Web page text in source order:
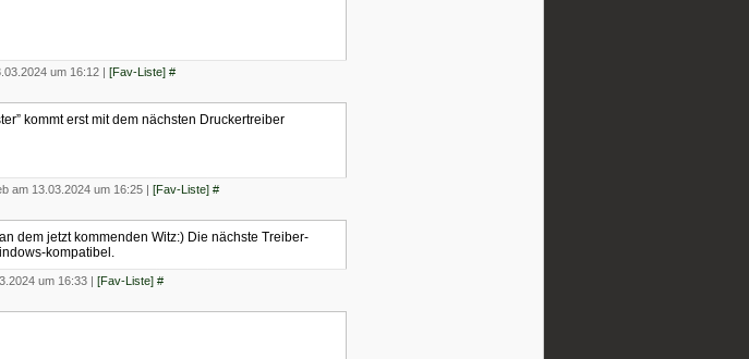
um 16:12 | [Fav-Liste] #
kommt erst mit dem nächsten Druckertreiber
am 13.03.2024 um 16:25 | [Fav-Liste] #
dem jetzt kommenden Witz:) Die nächste Treiber-
kompatibel.
um 16:33 | [Fav-Liste] #